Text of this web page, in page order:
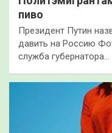
пиво
Президент Путин
давить на Россию
служба губернатора…